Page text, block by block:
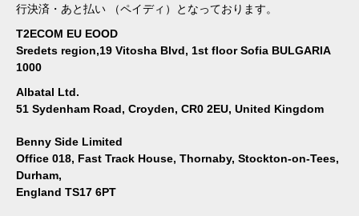
行決済・あと払い （ペイディ）となっております。
T2ECOM EU EOOD
Sredets region,19 Vitosha Blvd, 1st floor Sofia BULGARIA
1000
Albatal Ltd.
51 Sydenham Road, Croyden, CR0 2EU, United Kingdom
Benny Side Limited
Office 018, Fast Track House, Thornaby, Stockton-on-Tees,
Durham,
England TS17 6PT